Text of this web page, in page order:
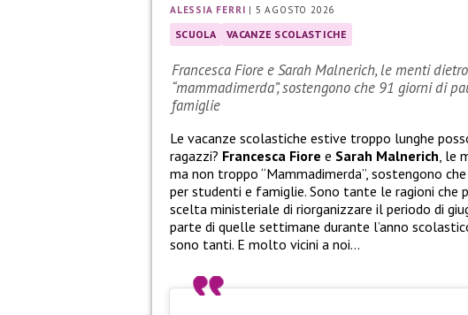
ALESSIA FERRI | 5 AGOSTO 2026
SCUOLA VACANZE SCOLASTICHE
Francesca Fiore e Sarah Malnerich, le menti
“mammadimerda”, sostengono che 91 giorni di
famiglie
Le vacanze scolastiche estive troppo lunghe
ragazzi? Francesca Fiore e Sarah Malnerich , le
ma non troppo “Mammadimerda”, sostengono
per studenti e famiglie. Sono tante le ragioni che
scelta ministeriale di riorganizzare il periodo di
parte di quelle settimane durante l’anno
sono tanti. E molto vicini a noi…